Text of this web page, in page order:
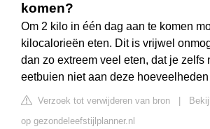
komen?
Om 2 kilo in één dag aan te komen
kilocalorieën eten. Dit is vrijwel
dan zo extreem veel eten, dat je zelfs
eetbuien niet aan deze hoeveelheden
Verzoek tot verwijderen van bron
op gezondeleefstijlplanner.nl